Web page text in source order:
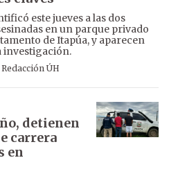
este jueves a las dos
en un parque privado
de Itapúa, y aparecen
investigación.
Redacción ÚH
detienen
carrera
en